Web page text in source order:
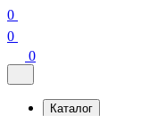
0
0
0
Каталог